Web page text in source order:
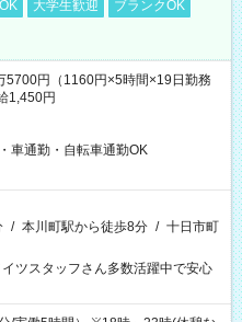
大学生歓迎
ブランクOK
円（1160円×5時間×19日勤務
1,450円
車通勤・自転車通勤OK
/ 本川町駅から徒歩8分 / 十日市町
ツスタッフさん多数活躍中で安心